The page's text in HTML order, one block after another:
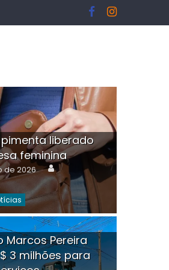
é
liberado
feminina
de 2026 Author
Marcos Pereira
3 milhões para